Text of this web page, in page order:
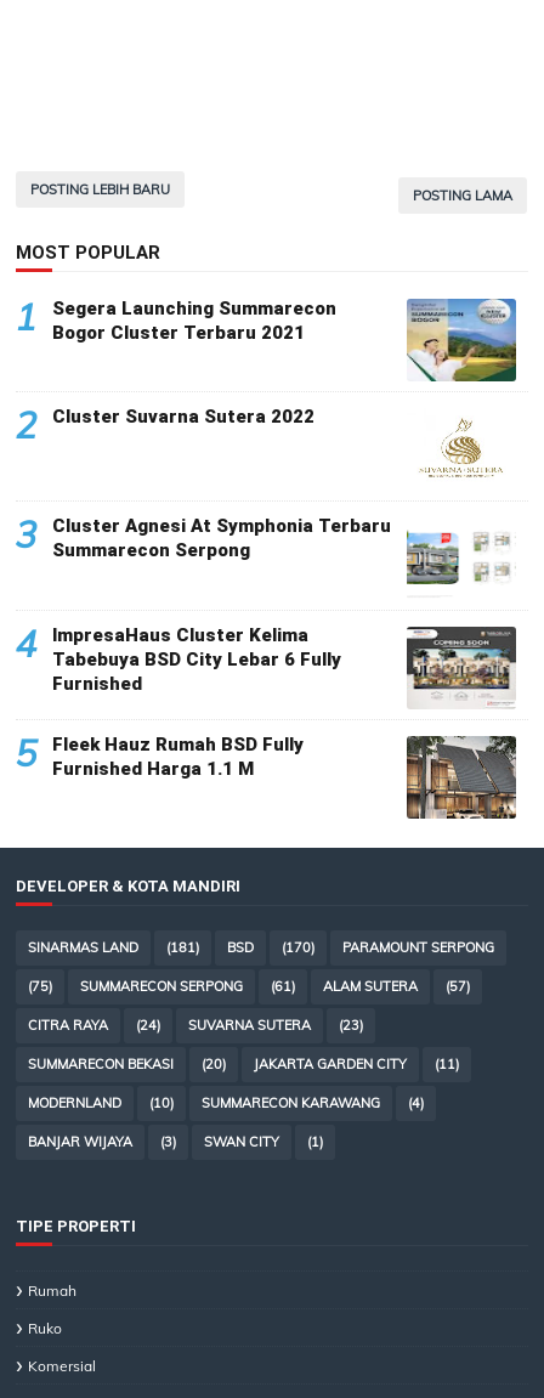
POSTING LEBIH BARU POSTING LAMA
MOST POPULAR
1
Segera Launching Summarecon
Bogor Cluster Terbaru 2021
2 Cluster Suvarna Sutera 2022
3
Cluster Agnesi At Symphonia Terbaru
Summarecon Serpong
4
ImpresaHaus Cluster Kelima
Tabebuya BSD City Lebar 6 Fully
Furnished
5
Fleek Hauz Rumah BSD Fully
Furnished Harga 1.1 M
DEVELOPER & KOTA MANDIRI
SINARMAS LAND (181) BSD (170) PARAMOUNT SERPONG
(75) SUMMARECON SERPONG (61) ALAM SUTERA (57)
CITRA RAYA (24) SUVARNA SUTERA (23)
SUMMARECON BEKASI (20) JAKARTA GARDEN CITY (11)
MODERNLAND (10) SUMMARECON KARAWANG (4)
BANJAR WIJAYA (3) SWAN CITY (1)
TIPE PROPERTI
Rumah
Ruko
Komersial